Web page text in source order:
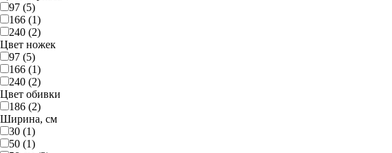
97 (5)
166 (1)
240 (2)
Цвет ножек
97 (5)
166 (1)
240 (2)
Цвет обивки
186 (2)
Ширина, см
30 (1)
50 (1)